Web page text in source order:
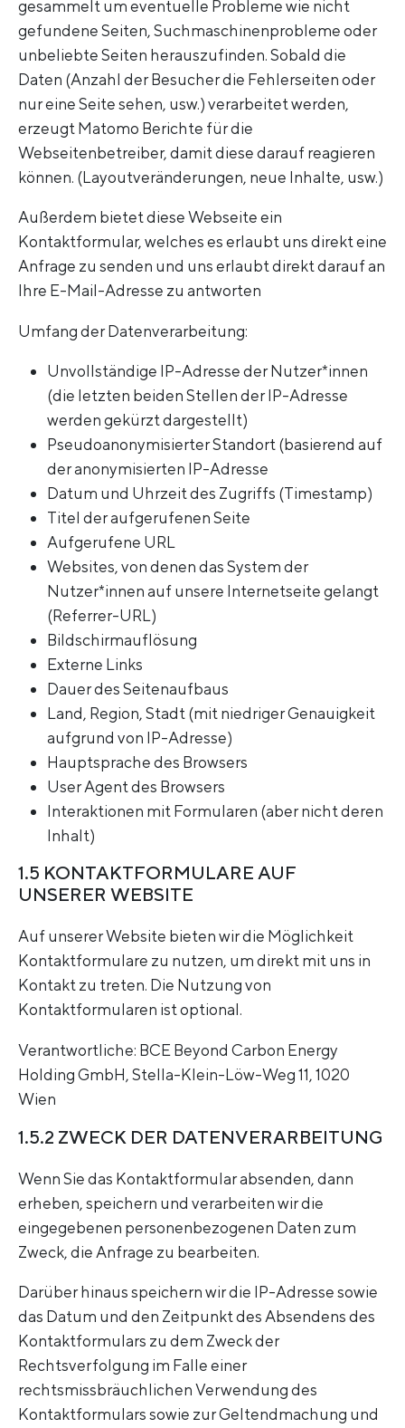
gesammelt um eventuelle Probleme wie nicht
gefundene Seiten, Suchmaschinenprobleme oder
unbeliebte Seiten herauszufinden. Sobald die
Daten (Anzahl der Besucher die Fehlerseiten oder
nur eine Seite sehen, usw.) verarbeitet werden,
erzeugt Matomo Berichte für die
Webseitenbetreiber, damit diese darauf reagieren
können. (Layoutveränderungen, neue Inhalte, usw.)
Außerdem bietet diese Webseite ein
Kontaktformular, welches es erlaubt uns direkt eine
Anfrage zu senden und uns erlaubt direkt darauf an
Ihre E-Mail-Adresse zu antworten
Umfang der Datenverarbeitung:
Unvollständige IP-Adresse der Nutzer*innen
(die letzten beiden Stellen der IP-Adresse
werden gekürzt dargestellt)
Pseudoanonymisierter Standort (basierend auf
der anonymisierten IP-Adresse
Datum und Uhrzeit des Zugriffs (Timestamp)
Titel der aufgerufenen Seite
Aufgerufene URL
Websites, von denen das System der
Nutzer*innen auf unsere Internetseite gelangt
(Referrer-URL)
Bildschirmauflösung
Externe Links
Dauer des Seitenaufbaus
Land, Region, Stadt (mit niedriger Genauigkeit
aufgrund von IP-Adresse)
Hauptsprache des Browsers
User Agent des Browsers
Interaktionen mit Formularen (aber nicht deren
Inhalt)
1.5 KONTAKTFORMULARE AUF
UNSERER WEBSITE
Auf unserer Website bieten wir die Möglichkeit
Kontaktformulare zu nutzen, um direkt mit uns in
Kontakt zu treten. Die Nutzung von
Kontaktformularen ist optional.
Verantwortliche: BCE Beyond Carbon Energy
Holding GmbH, Stella-Klein-Löw-Weg 11, 1020
Wien
1.5.2 ZWECK DER DATENVERARBEITUNG
Wenn Sie das Kontaktformular absenden, dann
erheben, speichern und verarbeiten wir die
eingegebenen personenbezogenen Daten zum
Zweck, die Anfrage zu bearbeiten.
Darüber hinaus speichern wir die IP-Adresse sowie
das Datum und den Zeitpunkt des Absendens des
Kontaktformulars zu dem Zweck der
Rechtsverfolgung im Falle einer
rechtsmissbräuchlichen Verwendung des
Kontaktformulars sowie zur Geltendmachung und